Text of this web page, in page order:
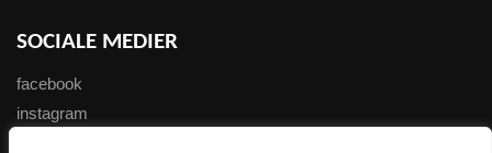
SOCIALE MEDIER
facebook
instagram